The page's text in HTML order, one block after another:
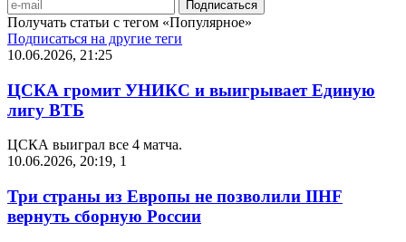
Получать статьи с тегом «Популярное»
Подписаться на другие теги
10.06.2026, 21:25
ЦСКА громит УНИКС и выигрывает Единую
лигу ВТБ
ЦСКА выиграл все 4 матча.
10.06.2026, 20:19, 1
Три страны из Европы не позволили IIHF
вернуть сборную России